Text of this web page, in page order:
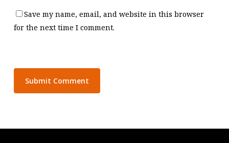
Save my name, email, and website in this browser
for the next time I comment.